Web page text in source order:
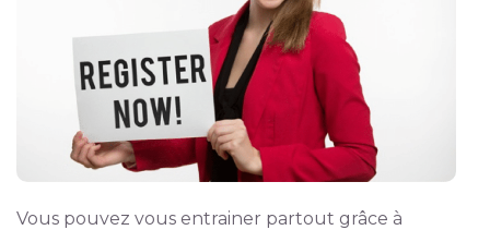
Vous pouvez vous entrainer partout grâce à